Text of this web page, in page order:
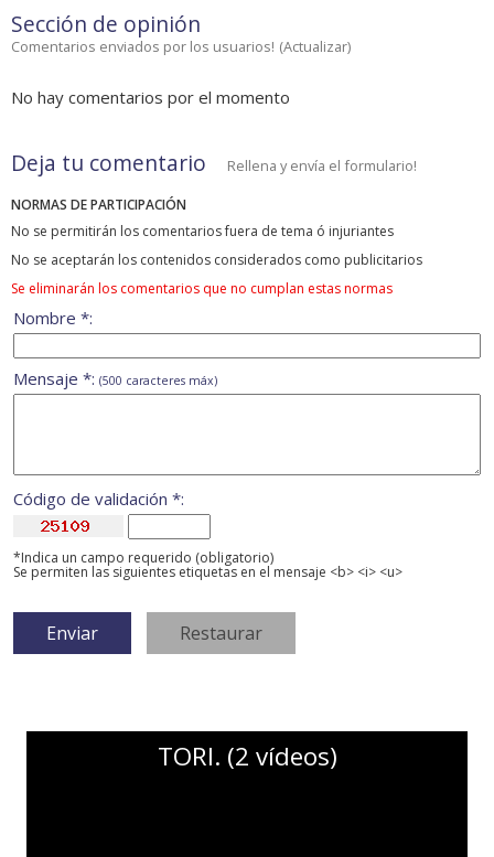
Sección de opinión
Comentarios enviados por los usuarios! (Actualizar)
No hay comentarios por el momento
Deja tu comentario Rellena y envía el formulario!
NORMAS DE PARTICIPACIÓN
No se permitirán los comentarios fuera de tema ó injuriantes
No se aceptarán los contenidos considerados como publicitarios
Se eliminarán los comentarios que no cumplan estas normas
Nombre *:
Mensaje *: (500 caracteres máx)
Código de validación *:
*Indica un campo requerido (obligatorio)
Se permiten las siguientes etiquetas en el mensaje <b> <i> <u>
TORI. (2 vídeos)